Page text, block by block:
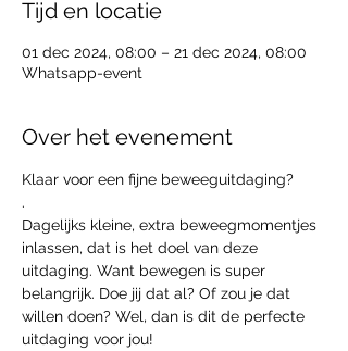
Tijd en locatie
01 dec 2024, 08:00 – 21 dec 2024, 08:00
Whatsapp-event
Over het evenement
Klaar voor een fijne beweeguitdaging?
.
Dagelijks kleine, extra beweegmomentjes
inlassen, dat is het doel van deze
uitdaging. Want bewegen is super
belangrijk. Doe jij dat al? Of zou je dat
willen doen? Wel, dan is dit de perfecte
uitdaging voor jou!